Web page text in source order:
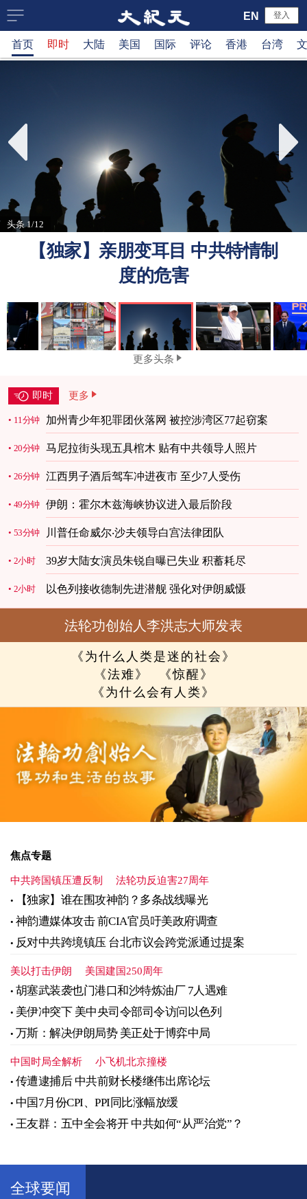
大
纪
新
网
登入
EN
首页 即时 大陆 美国 国际 评论 香港 台湾
头条 1/12
【独家】亲朋变耳目 中共特情制
度的危害
更多头条
即时 更多
11分钟 加州青少年犯罪团伙落网 被控涉湾区77起窃案
20分钟 马尼拉街头现五具棺木 贴有中共领导人照片
26分钟 江西男子酒后驾车冲进夜市 至少7人受伤
49分钟 伊朗：霍尔木兹海峡协议进入最后阶段
53分钟 川普任命威尔‧沙夫领导白宫法律团队
2小时 39岁大陆女演员朱锐自曝已失业 积蓄耗尽
2小时 以色列接收德制先进潜舰 强化对伊朗威慑
法轮功创始人李洪志大师发表
《为什么人类是迷的社会》
《法难》
《惊醒》
《为什么会有人类》
焦点专题
中共跨国镇压遭反制 法轮功反迫害27周年
【独家】谁在围攻神韵？多条战线曝光
神韵遭媒体攻击 前CIA官员吁美政府调查
反对中共跨境镇压 台北市议会跨党派通过提案
美以打击伊朗 美国建国250周年
胡塞武装袭也门港口和沙特炼油厂 7人遇难
美伊冲突下 美中央司令部司令访问以色列
万斯：解决伊朗局势 美正处于博弈中局
中国时局全解析 小飞机北京撞楼
传遭逮捕后 中共前财长楼继伟出席论坛
中国7月份CPI、PPI同比涨幅放缓
王友群：五中全会将开 中共如何“从严治党”？
全球要闻